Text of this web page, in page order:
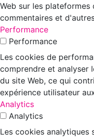
Web sur les
commentaires et
Performance
Performance
Les cookies de
comprendre et analyser
du site Web, ce qui
expérience utilisateur
Analytics
Analytics
Les cookies analytiques